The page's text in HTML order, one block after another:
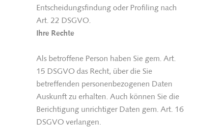
Entscheidungsfindung oder Profiling nach
Art. 22 DSGVO.
Ihre Rechte
Als betroffene Person haben Sie gem. Art.
15 DSGVO das Recht, über die Sie
betreffenden personenbezogenen Daten
Auskunft zu erhalten. Auch können Sie die
Berichtigung unrichtiger Daten gem. Art. 16
DSGVO verlangen.